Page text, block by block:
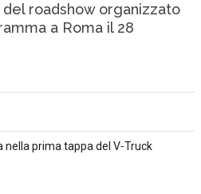
roadshow organizzato
a Roma il 28